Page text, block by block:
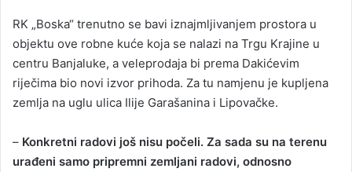
RK „Boska“ trenutno se bavi iznajmljivanjem prostora u
objektu ove robne kuće koja se nalazi na Trgu Krajine u
centru Banjaluke, a veleprodaja bi prema Dakićevim
riječima bio novi izvor prihoda. Za tu namjenu je kupljena
zemlja na uglu ulica Ilije Garašanina i Lipovačke.
– Konkretni radovi još nisu počeli. Za sada su na terenu
urađeni samo pripremni zemljani radovi, odnosno